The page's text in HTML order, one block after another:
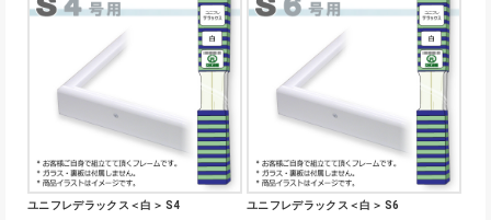
ユニフレデラックス＜白＞ S4 ユニフレデラックス＜白＞ S6